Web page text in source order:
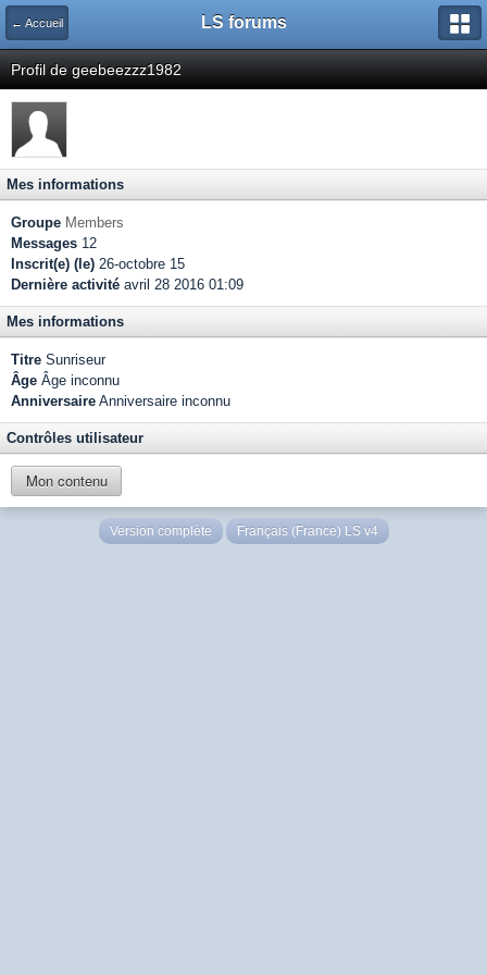
← Accueil LS forums
Profil de geebeezzz1982
Mes informations
Groupe Members
Messages 12
Inscrit(e) (le) 26-octobre 15
Dernière activité avril 28 2016 01:09
Mes informations
Titre Sunriseur
Âge Âge inconnu
Anniversaire Anniversaire inconnu
Contrôles utilisateur
Mon contenu
Version complète Français (France) LS v4